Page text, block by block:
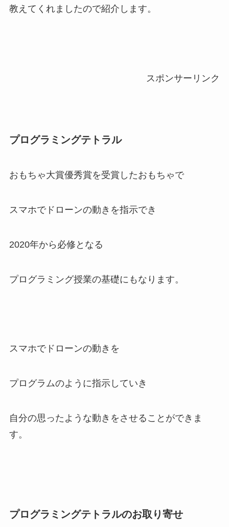
教えてくれましたので紹介します。
スポンサーリンク
プログラミングテトラル
おもちゃ大賞優秀賞を受賞したおもちゃで
スマホでドローンの動きを指示でき
2020年から必修となる
プログラミング授業の基礎にもなります。
スマホでドローンの動きを
プログラムのように指示していき
自分の思ったような動きをさせることができま
す。
プログラミングテトラルのお取り寄せ